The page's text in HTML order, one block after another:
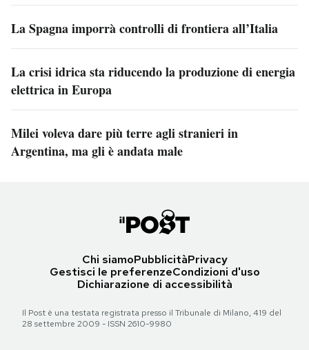
La Spagna imporrà controlli di frontiera all’Italia
La crisi idrica sta riducendo la produzione di energia
elettrica in Europa
Milei voleva dare più terre agli stranieri in
Argentina, ma gli è andata male
Chi siamoPubblicitàPrivacy
Gestisci le preferenzeCondizioni d'uso
Dichiarazione di accessibilità
Il Post è una testata registrata presso il Tribunale di Milano, 419 del
28 settembre 2009 - ISSN 2610-9980